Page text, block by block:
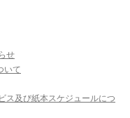
せ
いて
ス及び紙本スケジュールにつ